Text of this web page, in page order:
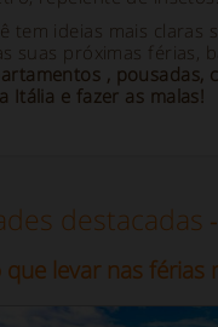
tem ideias mais claras
suas próximas férias,
, pousadas,
Itália e fazer as malas!
destacadas
que levar nas férias